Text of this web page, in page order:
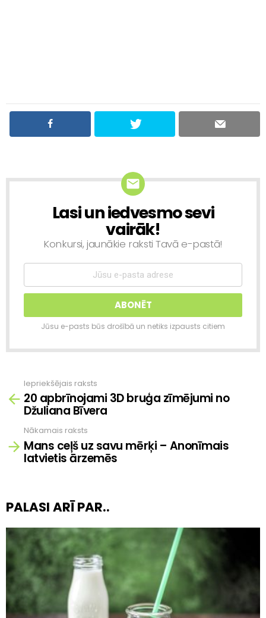
NEWSLETTER
Lasi un iedvesmo sevi
vairāk!
Konkursi, jaunākie raksti Tavā e-pastā!
Jūsu e-pasts būs drošībā un netiks izpausts citiem
Skatīt
vairāk
Iepriekšējais raksts
20 apbrīnojami 3D bruģa zīmējumi no
Džuliana Bīvera
Nākamais raksts
Mans ceļš uz savu mērķi – Anonīmais
latvietis ārzemēs
PALASI ARĪ PAR..